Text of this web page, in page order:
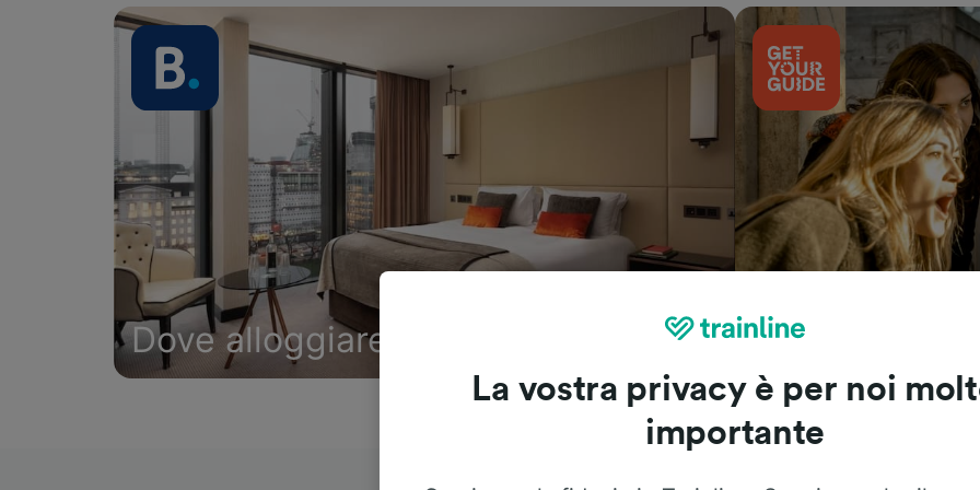
Dove alloggiare Cosa vedere
La vostra privacy è per noi
importante